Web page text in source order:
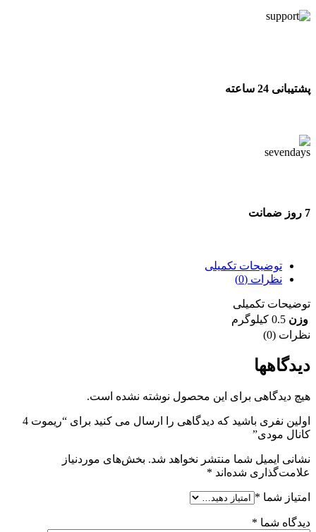
پشتیبانی 24 ساعته
7 روز ضمانت
توضیحات تکمیلی
نظرات (0)
توضیحات تکمیلی
وزن 0.5 کیلوگرم
نظرات (0)
دیدگاهها
هیچ دیدگاهی برای این محصول نوشته نشده است.
اولین نفری باشید که دیدگاهی را ارسال می کنید برای “ریموت 4
کانال مودی”
نشانی ایمیل شما منتشر نخواهد شد. بخش‌های موردنیاز
علامت‌گذاری شده‌اند *
امتیاز شما *
دیدگاه شما *